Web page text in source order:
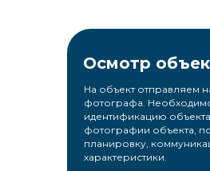
На объект отправляем
фотографа.
идентификацию
фотографии объекта,
планировку,
характеристики.
Осмотр